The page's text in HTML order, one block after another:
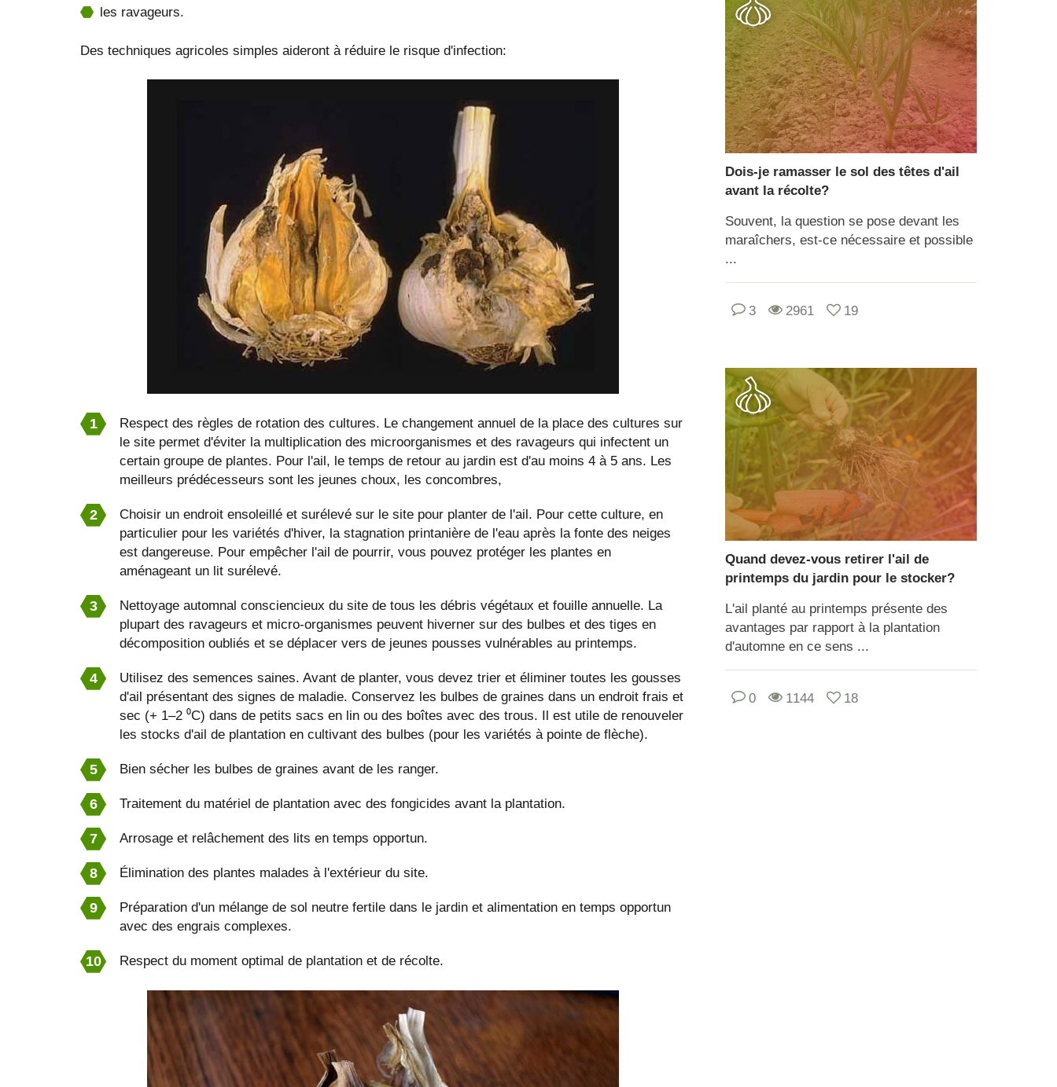
les ravageurs.
Des techniques agricoles simples aideront à réduire le risque d'infection:
Respect des règles de rotation des cultures. Le changement annuel de la place des cultures sur
le site permet d'éviter la multiplication des microorganismes et des ravageurs qui infectent un
certain groupe de plantes. Pour l'ail, le temps de retour au jardin est d'au moins 4 à 5 ans. Les
meilleurs prédécesseurs sont les jeunes choux, les concombres,
Choisir un endroit ensoleillé et surélevé sur le site pour planter de l'ail. Pour cette culture, en
particulier pour les variétés d'hiver, la stagnation printanière de l'eau après la fonte des neiges
est dangereuse. Pour empêcher l'ail de pourrir, vous pouvez protéger les plantes en
aménageant un lit surélevé.
Nettoyage automnal consciencieux du site de tous les débris végétaux et fouille annuelle. La
plupart des ravageurs et micro-organismes peuvent hiverner sur des bulbes et des tiges en
décomposition oubliés et se déplacer vers de jeunes pousses vulnérables au printemps.
Utilisez des semences saines. Avant de planter, vous devez trier et éliminer toutes les gousses
d'ail présentant des signes de maladie. Conservez les bulbes de graines dans un endroit frais et
sec (+ 1–2 ⁰C) dans de petits sacs en lin ou des boîtes avec des trous. Il est utile de renouveler
les stocks d'ail de plantation en cultivant des bulbes (pour les variétés à pointe de flèche).
Bien sécher les bulbes de graines avant de les ranger.
Traitement du matériel de plantation avec des fongicides avant la plantation.
Arrosage et relâchement des lits en temps opportun.
Élimination des plantes malades à l'extérieur du site.
Préparation d'un mélange de sol neutre fertile dans le jardin et alimentation en temps opportun
avec des engrais complexes.
Respect du moment optimal de plantation et de récolte.
Dois-je ramasser le sol des têtes d'ail
avant la récolte?
Souvent, la question se pose devant les
maraîchers, est-ce nécessaire et possible
...
3 2961 19
Quand devez-vous retirer l'ail de
printemps du jardin pour le stocker?
L'ail planté au printemps présente des
avantages par rapport à la plantation
d'automne en ce sens ...
0 1144 18